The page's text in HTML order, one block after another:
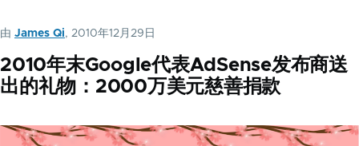
由 James Qi, 2010年12月29日
2010年末Google代表AdSense发布商送
出的礼物：2000万美元慈善捐款